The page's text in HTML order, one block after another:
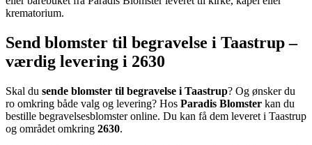
Send blomster til begravelse i Taastrup –
værdig levering i 2630
Skal du sende blomster til begravelse i Taastrup? Og ønsker du
ro omkring både valg og levering? Hos Paradis Blomster kan du
bestille begravelsesblomster online. Du kan få dem leveret i Taastrup
og området omkring 2630.